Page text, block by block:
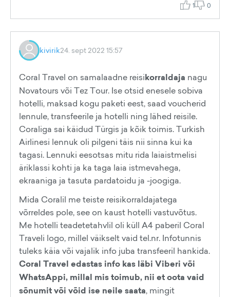
1 0
kivirik24. sept 2022 15:57
Coral Travel on samalaadne reisikorraldaja nagu
Novatours või Tez Tour. Ise otsid enesele sobiva
hotelli, maksad kogu paketi eest, saad voucherid
lennule, transfeerile ja hotelli ning lähed reisile.
Coraliga sai käidud Türgis ja kõik toimis. Turkish
Airlinesi lennuk oli pilgeni täis nii sinna kui ka
tagasi. Lennuki eesotsas mitu rida laiaistmelisi
äriklassi kohti ja ka taga laia istmevahega,
ekraaniga ja tasuta pardatoidu ja -joogiga.
Mida Coralil me teiste reisikorraldajatega
võrreldes pole, see on kaust hotelli vastuvõtus.
Me hotelli teadetetahvlil oli küll A4 paberil Coral
Traveli logo, millel väikselt vaid tel.nr. Infotunnis
tuleks käia või vajalik info juba transfeeril hankida.
Coral Travel edastas info kas läbi Viberi või
WhatsAppi, millal mis toimub, nii et oota vaid
sõnumit või võid ise neile saata, mingit